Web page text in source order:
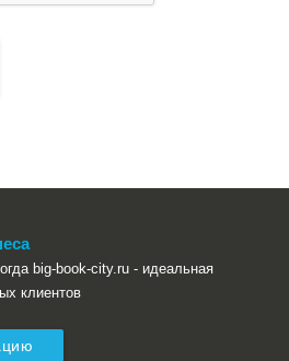
big-book-city.ru - идеальная
клиентов